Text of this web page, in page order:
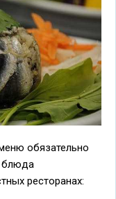
обязательно
блюда
ресторанах: